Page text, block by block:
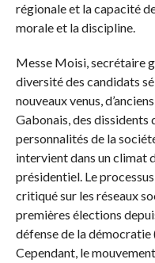
régionale et la capacité
morale et la discipline.
Messe Moisi, secrétaire
diversité des candidats
nouveaux venus,
Gabonais, des dissidents
personnalités de la
intervient dans un climat
présidentiel. Le
critiqué sur les réseaux
premières élections
défense de la
Cependant, le